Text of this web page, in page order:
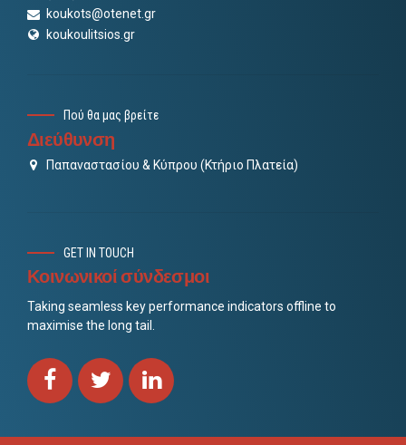
koukots@otenet.gr
koukoulitsios.gr
Πού θα μας βρείτε
Διεύθυνση
Παπαναστασίου & Κύπρου (Κτήριο Πλατεία)
GET IN TOUCH
Κοινωνικοί σύνδεσμοι
Taking seamless key performance indicators offline to
maximise the long tail.